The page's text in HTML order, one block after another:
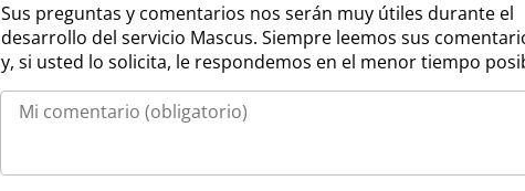
Sus preguntas y comentarios nos serán muy útiles durante el
desarrollo del servicio Mascus. Siempre leemos sus
y, si usted lo solicita, le respondemos en el menor tiempo